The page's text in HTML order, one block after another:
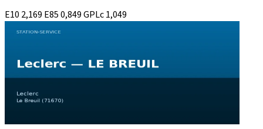
E10 2,169 E850,849GPLc1,049